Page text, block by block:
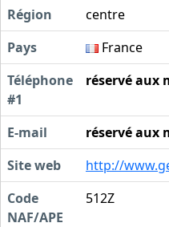
Région
centre
Pays
France
Téléphone
#1
réservé aux
E-mail
réservé aux
Site web
http://
Code
NAF/APE
512Z